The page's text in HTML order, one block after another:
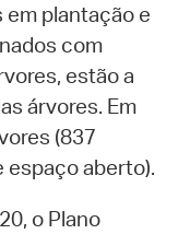
plantação e
com
estão a
árvores. Em
(837
espaço aberto).
o Plano